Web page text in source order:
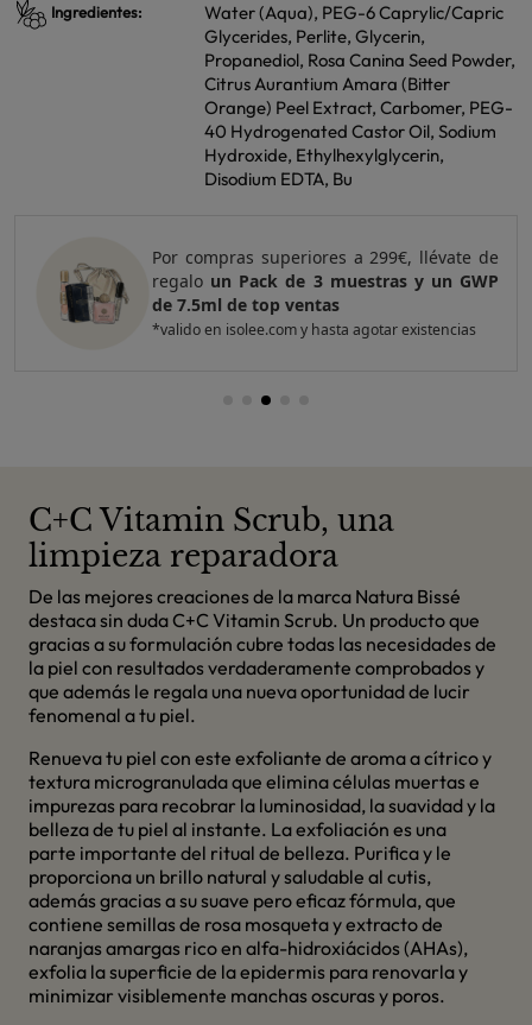
Ingredientes:
Water (Aqua), PEG-6 Caprylic/Capric
Glycerides, Perlite, Glycerin,
Propanediol, Rosa Canina Seed Powder,
Citrus Aurantium Amara (Bitter
Orange) Peel Extract, Carbomer, PEG-
40 Hydrogenated Castor Oil, Sodium
Hydroxide, Ethylhexylglycerin,
Disodium EDTA, Bu
Por compras superiores a 299€, llévate de
regaloun Pack de 3 muestras y un GWP
de 7.5ml de top ventas
*valido en isolee.com y hasta agotar existencias
C+C Vitamin Scrub, una
limpieza reparadora
De las mejores creaciones de la marca Natura Bissé
destaca sin duda C+C Vitamin Scrub. Un producto que
gracias a su formulación cubre todas las necesidades de
la piel con resultados verdaderamente comprobados y
que además le regala una nueva oportunidad de lucir
fenomenal a tu piel.
Renueva tu piel con este exfoliante de aroma a cítrico y
textura microgranulada que elimina células muertas e
impurezas para recobrar la luminosidad, la suavidad y la
belleza de tu piel al instante. La exfoliación es una
parte importante del ritual de belleza. Purifica y le
proporciona un brillo natural y saludable al cutis,
además gracias a su suave pero eficaz fórmula, que
contiene semillas de rosa mosqueta y extracto de
naranjas amargas rico en alfa-hidroxiácidos (AHAs),
exfolia la superficie de la epidermis para renovarla y
minimizar visiblemente manchas oscuras y poros.